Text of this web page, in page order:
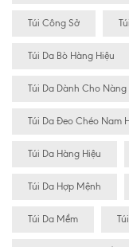
Túi Công Sở
Túi Da Bò Hàng Hiệu
Túi Da Dành Cho
Túi Da Đeo Chéo Nam
Túi Da Hàng Hiệu
Túi Da Hợp Mệnh
Túi Da Mềm